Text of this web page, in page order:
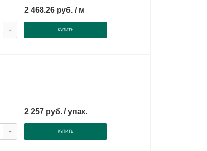
2 468.26 руб. / м
+ КУПИТЬ
2 257 руб. / упак.
+ КУПИТЬ